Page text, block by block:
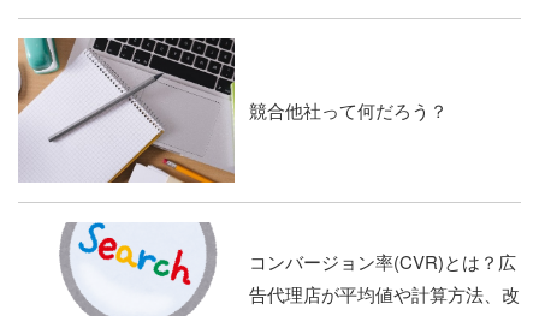
競合他社って何だろう？
コンバージョン率(CVR)とは？広
告代理店が平均値や計算方法、改